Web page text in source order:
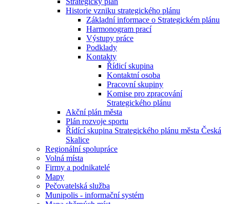
Historie vzniku strategického plánu
Základní informace o Strategickém plánu
Harmonogram prací
Výstupy práce
Podklady
Kontakty
Řídicí skupina
Kontaktní osoba
Pracovní skupiny
Komise pro zpracování
Strategického plánu
Akční plán města
Plán rozvoje sportu
Řídící skupina Strategického plánu města Česká
Skalice
Regionální spolupráce
Volná místa
Firmy a podnikatelé
Mapy
Pečovatelská služba
Munipolis - informační systém